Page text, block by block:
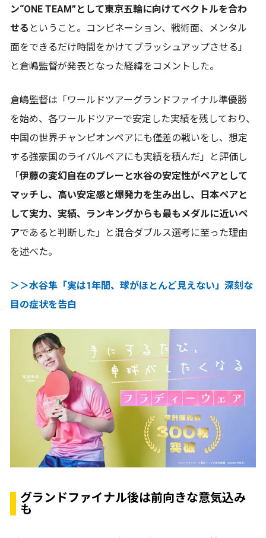
ン“ONE TEAM”として東京五輪に向けてベクトルを合わ
せる ということ。コンビネーション、戦術面、メンタル
面をできるだけ時間をかけてブラッシュアップさせる」
と倉嶋監督が発表となった経緯をコメントした。
倉嶋監督は「ワールドツアーグランドファイナル準優勝
を始め、各ワールドツアーで安定した実績を残しており、
中国の世界チャンピオンペアにも僅差の戦いをし、想定
する強豪国のライバルペアにも実績を積んだ」と評価し
「伊藤の変幻自在のプレーと水谷の安定性がペアとして
マッチし、高い安定感と爆発力を生み出し、日本ペアと
して実力、実績、ランキングからも最もメダルに近いペ
アであると判断した」と混合ダブルス選考に至った理由
を述べた。
＞＞水谷隼「実は1年間、球がほとんど見えない」深刻な
目の症状を告白
グランドファイナル後は前向きな意気込み
も